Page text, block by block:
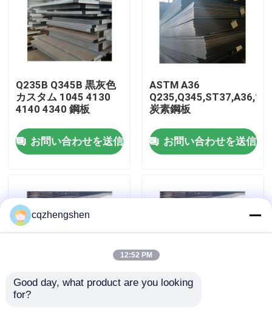
ビデオ
企業情報
会社案内
品質管理
お問い合わせ
ニュース
Q235B Q345B 黒灰色
カスタム 1045 4130
4140 4340 鋼板
お問い合わせを送信
ASTM A36
炭素鋼板
お問い合わせを送信
AiSi,ASTM,bs,DIN,GB,JIS
cqzhengshen
12:52 PM
Good day, what product are you looking
for?